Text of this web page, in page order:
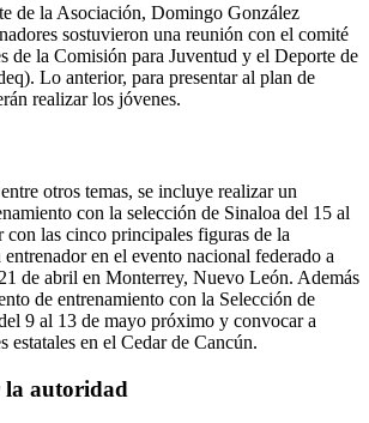
de la Asociación, Domingo González
sostuvieron una reunión con el comité
de la Comisión para Juventud y el Deporte de
Lo anterior, para presentar al plan de
realizar los jóvenes.
otros temas, se incluye realizar un
con la selección de Sinaloa del 15 al
con las cinco principales figuras de la
en el evento nacional federado a
de abril en Monterrey, Nuevo León. Además
de entrenamiento con la Selección de
9 al 13 de mayo próximo y convocar a
estatales en el Cedar de Cancún.
la autoridad